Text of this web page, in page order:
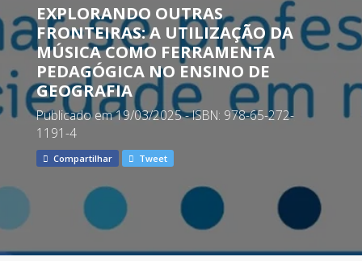
EXPLORANDO OUTRAS
FRONTEIRAS: A UTILIZAÇÃO DA
MÚSICA COMO FERRAMENTA
PEDAGÓGICA NO ENSINO DE
GEOGRAFIA
Publicado em 19/03/2025 - ISBN: 978-65-272-
1191-4
Compartilhar Tweet